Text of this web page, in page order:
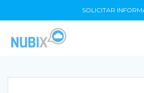
to
SOLICITAR